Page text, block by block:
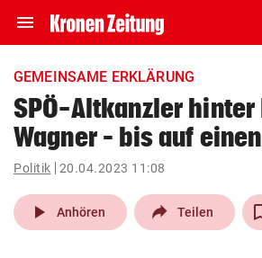
menu Navigation
ein-/ausklappen
account_circle Anmelden
pin_drop
Wien
GEMEINSAME ERKLÄRUNG
SPÖ-Altkanzler hinter
Wagner – bis auf einen
Politik 20.04.2023 11:08
play_arrow Anhören Teilen